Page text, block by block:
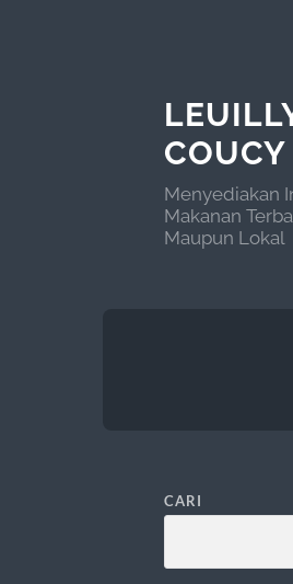
COUCY
Menyediakan
Makanan
Maupun Lokal
CARI